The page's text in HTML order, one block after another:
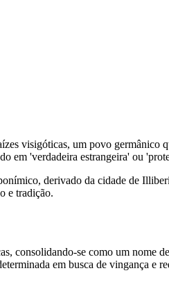
visigóticas, um povo
em 'verdadeira estrangeira' ou
derivado da cidade de
e tradição.
consolidando-se como um
em busca de vingança